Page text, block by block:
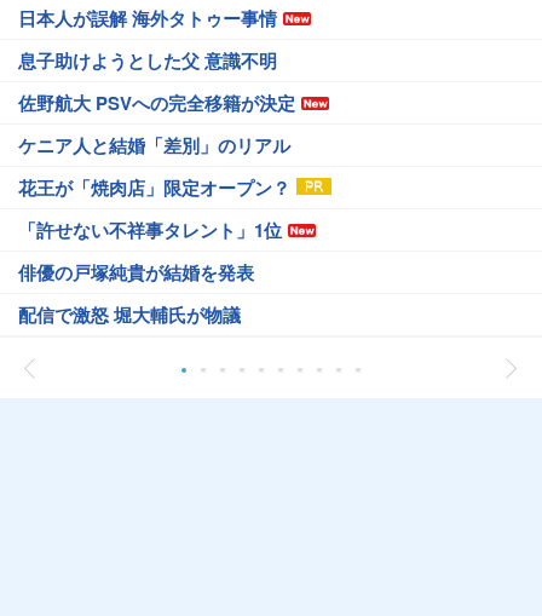
日本人が誤解 海外タトゥー事情
息子助けようとした父 意識不明
佐野航大 PSVへの完全移籍が決定
ケニア人と結婚「差別」のリアル
花王が「焼肉店」限定オープン？
「許せない不祥事タレント」1位
俳優の戸塚純貴が結婚を発表
配信で激怒 堀大輔氏が物議